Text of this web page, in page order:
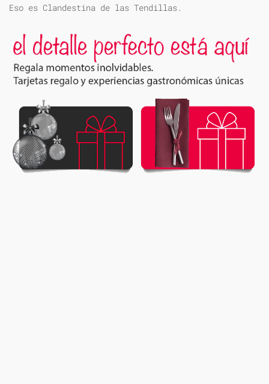
Eso es Clandestina de las Tendillas.